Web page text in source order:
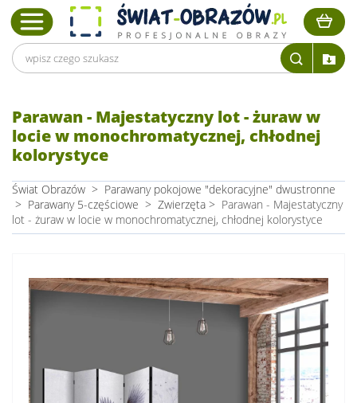
Parawan - Majestatyczny lot - żuraw w
locie w monochromatycznej, chłodnej
kolorystyce
Świat Obrazów > Parawany pokojowe "dekoracyjne" dwustronne
> Parawany 5-częściowe > Zwierzęta > Parawan - Majestatyczny
lot - żuraw w locie w monochromatycznej, chłodnej kolorystyce